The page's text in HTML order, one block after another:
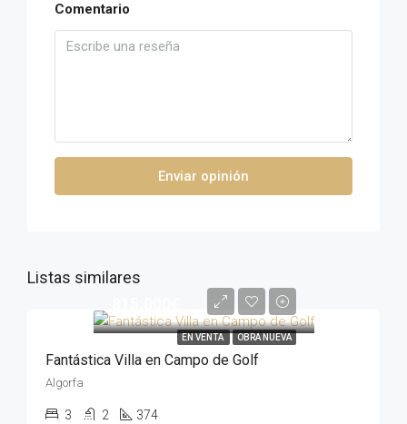
Comentario
Enviar opinión
Listas similares
EN VENTA OBRA NUEVA
Fantástica Villa en Campo de Golf
Algorfa
3 2 374